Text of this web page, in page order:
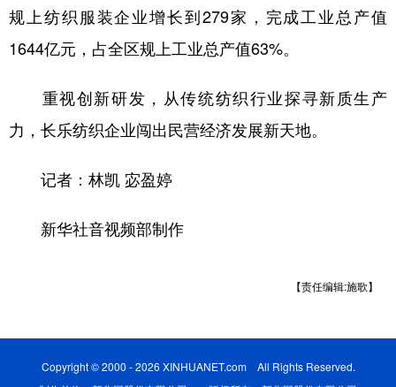
规上纺织服装企业增长到279家，完成工业总产值
1644亿元，占全区规上工业总产值63%。
重视创新研发，从传统纺织行业探寻新质生产
力，长乐纺织企业闯出民营经济发展新天地。
记者：林凯 宓盈婷
新华社音视频部制作
【责任编辑:施歌】
Copyright © 2000 - 2026 XINHUANET.com All Rights Reserved.